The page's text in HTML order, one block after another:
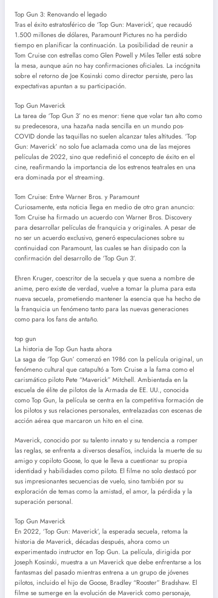
Top Gun 3: Renovando el legado
Tras el éxito estratosférico de ‘Top Gun: Maverick’, que recaudó
1.500 millones de dólares, Paramount Pictures no ha perdido
tiempo en planificar la continuación. La posibilidad de reunir a
Tom Cruise con estrellas como Glen Powell y Miles Teller está sobre
la mesa, aunque aún no hay confirmaciones oficiales. La incógnita
sobre el retorno de Joe Kosinski como director persiste, pero las
expectativas apuntan a su participación.
Top Gun Maverick
La tarea de ‘Top Gun 3’ no es menor: tiene que volar tan alto como
su predecesora, una hazaña nada sencilla en un mundo pos-
COVID donde las taquillas no suelen alcanzar tales altitudes. ‘Top
Gun: Maverick’ no solo fue aclamada como una de las mejores
películas de 2022, sino que redefinió el concepto de éxito en el
cine, reafirmando la importancia de los estrenos teatrales en una
era dominada por el streaming.
Tom Cruise: Entre Warner Bros. y Paramount
Curiosamente, esta noticia llega en medio de otro gran anuncio:
Tom Cruise ha firmado un acuerdo con Warner Bros. Discovery
para desarrollar películas de franquicia y originales. A pesar de
no ser un acuerdo exclusivo, generó especulaciones sobre su
continuidad con Paramount, las cuales se han disipado con la
confirmación del desarrollo de ‘Top Gun 3’.
Ehren Kruger, coescritor de la secuela y que suena a nombre de
anime, pero existe de verdad, vuelve a tomar la pluma para esta
nueva secuela, prometiendo mantener la esencia que ha hecho de
la franquicia un fenómeno tanto para las nuevas generaciones
como para los fans de antaño.
top gun
La historia de Top Gun hasta ahora
La saga de ‘Top Gun’ comenzó en 1986 con la película original, un
fenómeno cultural que catapultó a Tom Cruise a la fama como el
carismático piloto Pete “Maverick” Mitchell. Ambientada en la
escuela de élite de pilotos de la Armada de EE. UU., conocida
como Top Gun, la película se centra en la competitiva formación de
los pilotos y sus relaciones personales, entrelazadas con escenas de
acción aérea que marcaron un hito en el cine.
Maverick, conocido por su talento innato y su tendencia a romper
las reglas, se enfrenta a diversos desafíos, incluida la muerte de su
amigo y copiloto Goose, lo que le lleva a cuestionar su propia
identidad y habilidades como piloto. El filme no solo destacó por
sus impresionantes secuencias de vuelo, sino también por su
exploración de temas como la amistad, el amor, la pérdida y la
superación personal.
Top Gun Maverick
En 2022, ‘Top Gun: Maverick’, la esperada secuela, retoma la
historia de Maverick, décadas después, ahora como un
experimentado instructor en Top Gun. La película, dirigida por
Joseph Kosinski, muestra a un Maverick que debe enfrentarse a los
fantasmas del pasado mientras entrena a un grupo de jóvenes
pilotos, incluido el hijo de Goose, Bradley “Rooster” Bradshaw. El
filme se sumerge en la evolución de Maverick como personaje,